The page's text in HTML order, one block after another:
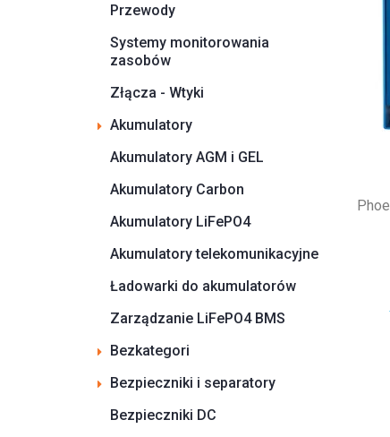
Przewody
Systemy monitorowania
zasobów
Złącza - Wtyki
Akumulatory
Akumulatory AGM i GEL
Akumulatory Carbon
Akumulatory LiFePO4
Akumulatory telekomunikacyjne
Ładowarki do akumulatorów
Zarządzanie LiFePO4 BMS
Bezkategori
Bezpieczniki i separatory
Bezpieczniki DC